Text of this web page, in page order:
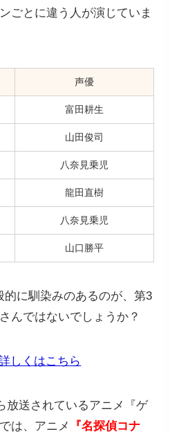
ごとに違う人が演じていま
声優
富田耕生
山田俊司
八奈見乗児
龍田直樹
八奈見乗児
山口勝平
的に馴染みのあるのが、第3
んではないでしょうか？
しくはこちら
放送されているアニメ『ゲ
は、アニメ
『名探偵コナ